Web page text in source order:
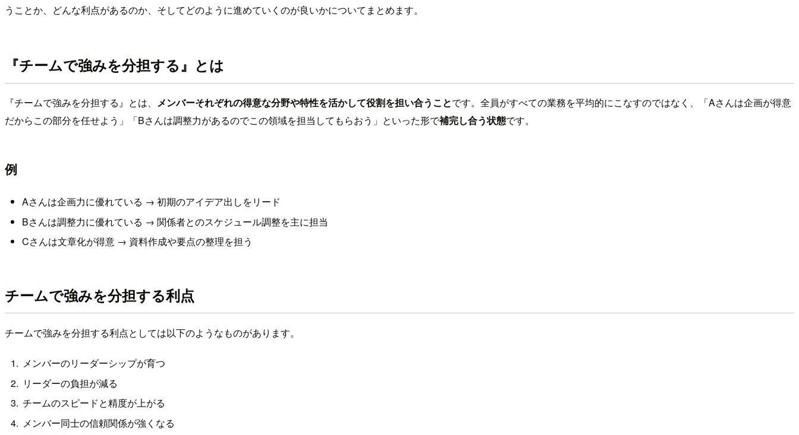
うことか、どんな利点があるのか、そしてどのように進めていくのが良いかについてまとめます。
『チームで強みを分担する』とは
『チームで強みを分担する』とは、 メンバーそれぞれの得意な分野や特性を活かして役割を担い合うことです。全員がすべての業務を平均的にこなすのではなく、「Aさんは企画が得意
だからこの部分を任せよう」「Bさんは調整力があるのでこの領域を担当してもらおう」といった形で補完し合う状態です。
例
Aさんは企画力に優れている → 初期のアイデア出しをリード
Bさんは調整力に優れている → 関係者とのスケジュール調整を主に担当
Cさんは文章化が得意 → 資料作成や要点の整理を担う
チームで強みを分担する利点
チームで強みを分担する利点としては以下のようなものがあります。
メンバーのリーダーシップが育つ
リーダーの負担が減る
チームのスピードと精度が上がる
メンバー同士の信頼関係が強くなる